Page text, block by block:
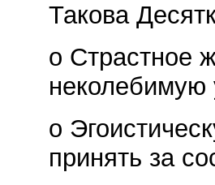
Такова
o Страстное
неколебимую
o
принять за